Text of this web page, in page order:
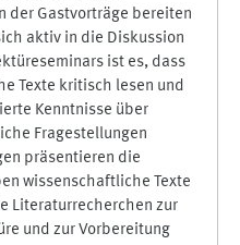
der Gastvorträge bereiten
aktiv in die Diskussion
ist es, dass
Texte kritisch lesen und
Kenntnisse über
Fragestellungen
präsentieren die
wissenschaftliche Texte
Literaturrecherchen zur
und zur Vorbereitung